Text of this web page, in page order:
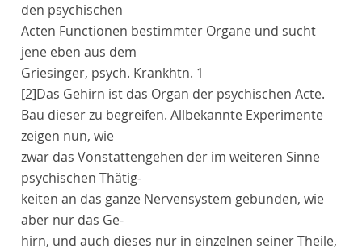
den psychischen
Acten Functionen bestimmter Organe und sucht
jene eben aus dem
Griesinger, psych. Krankhtn. 1
[2]Das Gehirn ist das Organ der psychischen Acte.
Bau dieser zu begreifen. Allbekannte Experimente
zeigen nun, wie
zwar das Vonstattengehen der im weiteren Sinne
psychischen Thätig-
keiten an das ganze Nervensystem gebunden, wie
aber nur das Ge-
hirn, und auch dieses nur in einzelnen seiner Theile,